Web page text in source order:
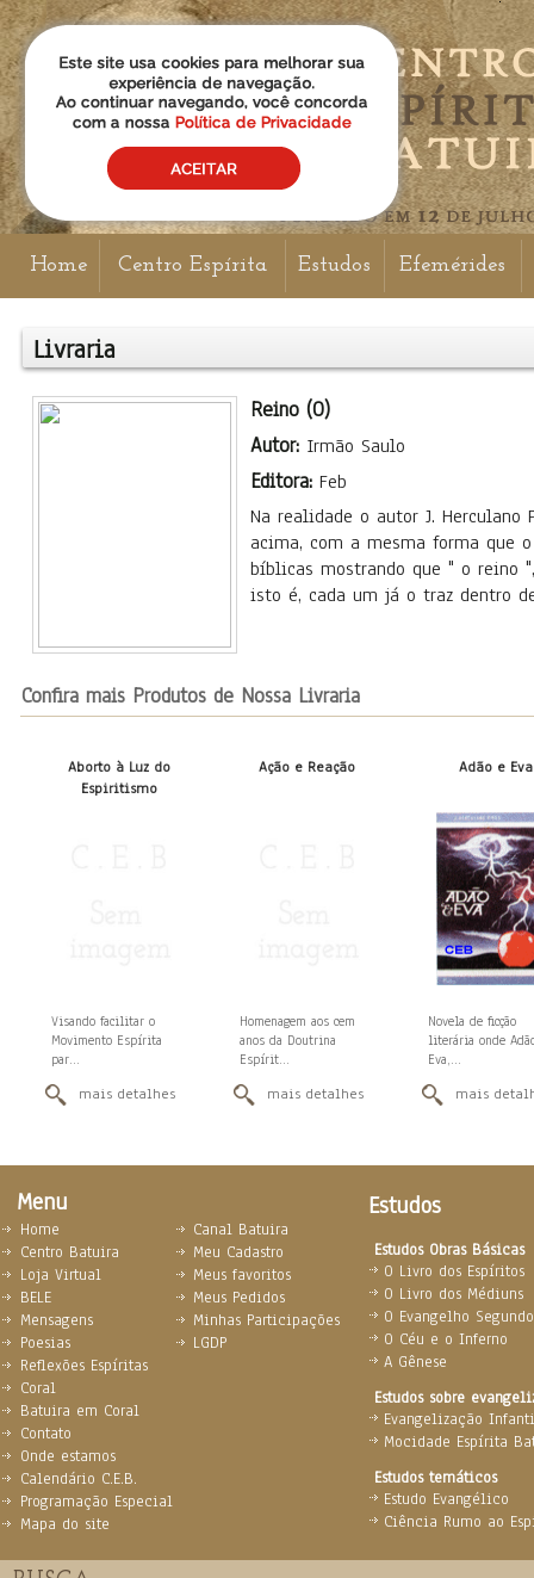
Home Centro Espírita Estudos Efemérides
Livraria
Reino (O)
Autor: Irmão Saulo
Editora: Feb
Na realidade o autor J. Herculano
acima, com a mesma forma que
bíblicas mostrando que " o reino
isto é, cada um já o traz dentro
Confira mais Produtos de Nossa Livraria
Aborto à Luz do
Espiritismo
Visando facilitar o
Movimento Espírita
par...
mais detalhes
Ação e Reação
Homenagem aos cem
anos da Doutrina
Espírit...
mais detalhes
Adão e Eva
Novela de ficção
literária onde
Eva,...
mais
Menu Estudos
Estudos Obras Básicas
O Livro dos Espíritos
O Livro dos Médiuns
O Evangelho
O Céu e o Inferno
A Gênese
Estudos sobre
Evangelização
Mocidade Espírita
Estudos temáticos
Estudo Evangélico
Ciência Rumo ao
Home
Centro Batuira
Loja Virtual
BELE
Mensagens
Poesias
Reflexões Espíritas
Coral
Batuira em Coral
Contato
Onde estamos
Calendário C.E.B.
Programação Especial
Mapa do site
Canal Batuira
Meu Cadastro
Meus favoritos
Meus Pedidos
Minhas Participações
LGDP